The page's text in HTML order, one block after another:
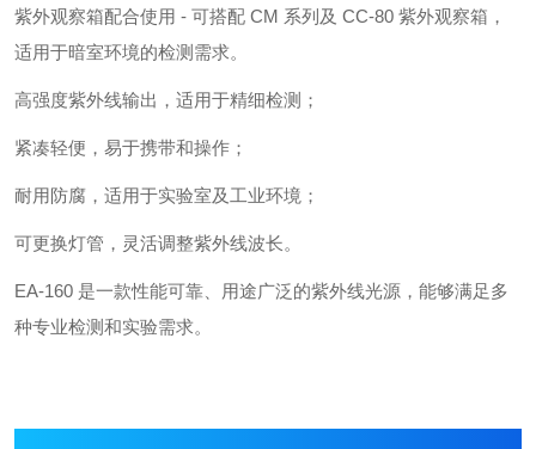
紫外观察箱配合使用 - 可搭配 CM 系列及 CC-80 紫外观察箱，
适用于暗室环境的检测需求。
高强度紫外线输出，适用于精细检测；
紧凑轻便，易于携带和操作；
耐用防腐，适用于实验室及工业环境；
可更换灯管，灵活调整紫外线波长。
EA-160 是一款性能可靠、用途广泛的紫外线光源，能够满足多
种专业检测和实验需求。